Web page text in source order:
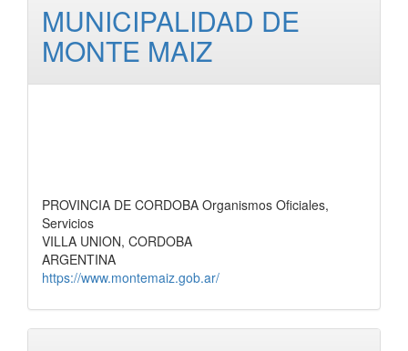
MUNICIPALIDAD DE
MONTE MAIZ
PROVINCIA DE CORDOBA Organismos Oficiales,
Servicios
VILLA UNION, CORDOBA
ARGENTINA
https://www.montemaiz.gob.ar/